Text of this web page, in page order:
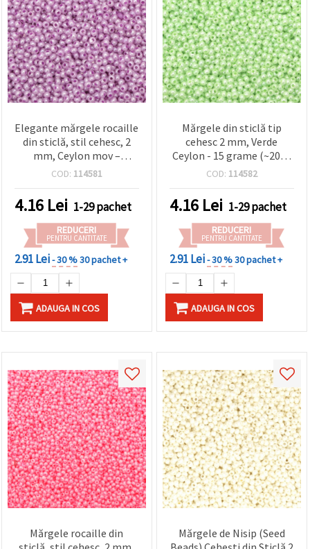
Elegante mărgele rocaille
din sticlă, stil cehesc, 2
mm, Ceylon mov –
perfecte pentru bijuterii
proiecte DIY – 15 g (~2050
buc.)
COD: 114581
4.16 Lei 1-29 pachet
REDUCERI
PENTRU CANTITATE
2.91 Lei- 30 %30 pachet +
ADAUGA IN COS
Mărgele din sticlă tip
cehesc 2 mm, Verde
Ceylon - 15 grame (~2050
bucăți)
COD: 114582
4.16 Lei 1-29 pachet
REDUCERI
PENTRU CANTITATE
2.91 Lei- 30 %30 pachet +
ADAUGA IN COS
Mărgele rocaille din
Mărgele de Nisip (Seed